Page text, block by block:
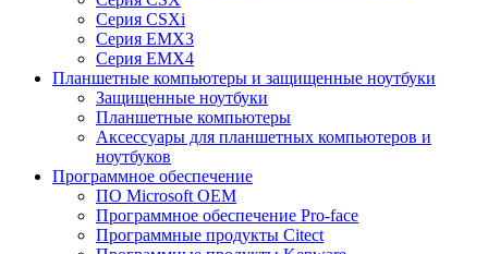
Серия CSXi
Серия EMX3
Серия EMX4
Планшетные компьютеры и защищенные ноутбуки
Защищенные ноутбуки
Планшетные компьютеры
Аксессуары для планшетных компьютеров и
ноутбуков
Программное обеспечение
ПО Microsoft OEM
Программное обеспечение Pro-face
Программные продукты Citect